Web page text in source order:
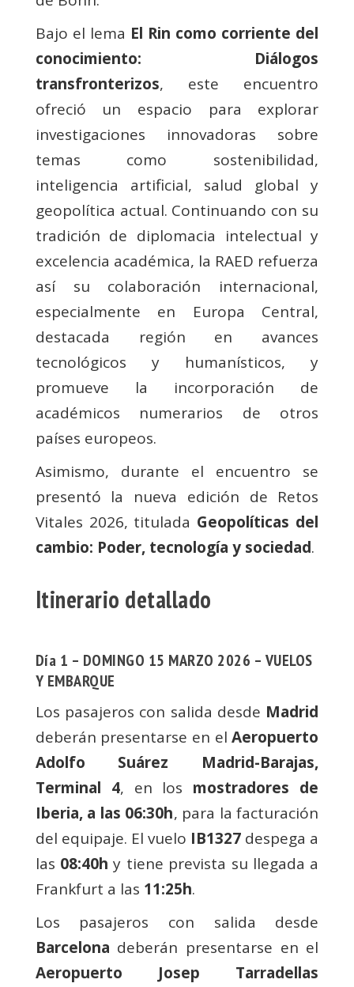
Bajo el lema El Rin como corriente del
conocimiento: Diálogos
transfronterizos, este encuentro
ofreció un espacio para explorar
investigaciones innovadoras sobre
temas como sostenibilidad,
inteligencia artificial, salud global y
geopolítica actual. Continuando con su
tradición de diplomacia intelectual y
excelencia académica, la RAED refuerza
así su colaboración internacional,
especialmente en Europa Central,
destacada región en avances
tecnológicos y humanísticos, y
promueve la incorporación de
académicos numerarios de otros
países europeos.
Asimismo, durante el encuentro se
presentó la nueva edición de Retos
Vitales 2026, titulada Geopolíticas del
cambio: Poder, tecnología y sociedad.
Itinerario detallado
Día 1 – DOMINGO 15 MARZO 2026 – VUELOS
Y EMBARQUE
Los pasajeros con salida desde Madrid
deberán presentarse en elAeropuerto
Adolfo Suárez Madrid-Barajas,
Terminal 4, en los mostradores de
Iberia, a las 06:30h, para la facturación
del equipaje. El vuelo IB1327 despega a
las 08:40h y tiene prevista su llegada a
Frankfurt a las 11:25h.
Los pasajeros con salida desde
Barcelona deberán presentarse en el
Aeropuerto Josep Tarradellas